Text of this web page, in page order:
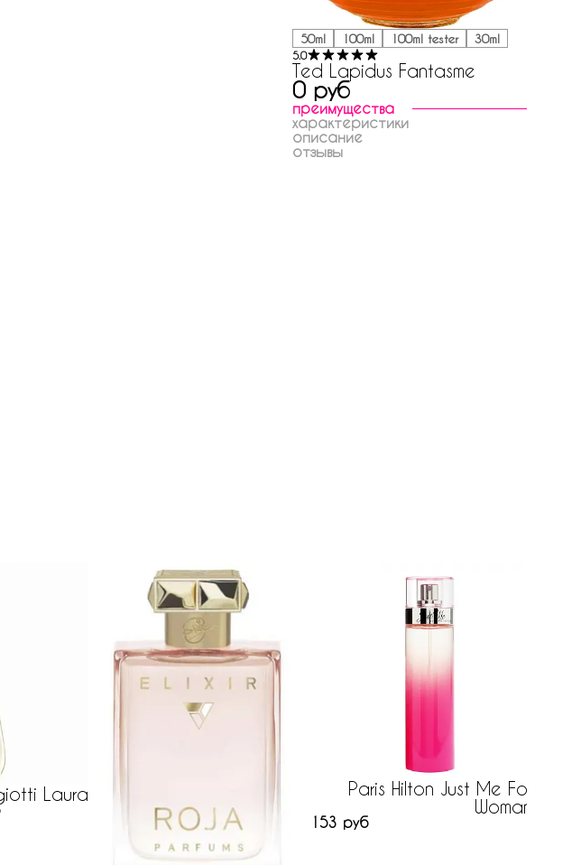
50ml 100ml 100ml tester 30ml
5.0
Ted Lapidus Fantasme
0 руб
преимущества
характеристики
описание
отзывы
Laura
Paris Hilton Just Me For
Woman
153 руб